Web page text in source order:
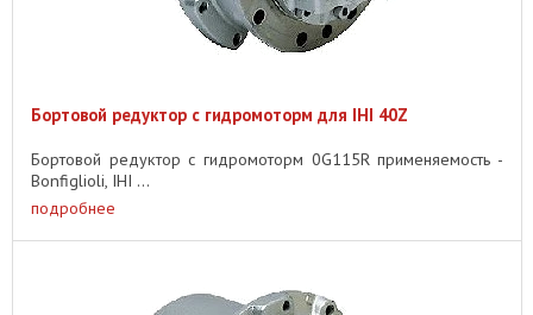
Бортовой редуктор с гидромоторм для IHI 40Z
Бортовой редуктор с гидромоторм 0G115R применяемость -
Bonfiglioli, IHI ...
подробнее